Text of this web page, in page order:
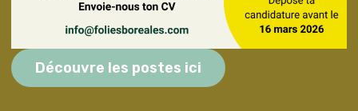
Découvre les postes ici